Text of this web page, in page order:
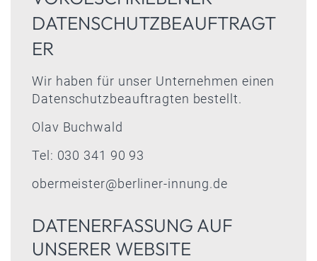
DATENSCHUTZBEAUFTRAGT
ER
Wir haben für unser Unternehmen einen
Datenschutzbeauftragten bestellt.
Olav Buchwald
Tel: 030 341 90 93
obermeister@berliner-innung.de
DATENERFASSUNG AUF
UNSERER WEBSITE